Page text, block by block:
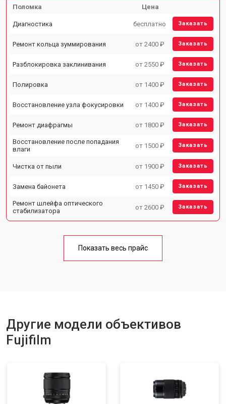
Поломка Цена
Диагностика бесплатно Заказать
Ремонт кольца зуммирования от 2400 ₽ Заказать
Разблокировка заклинивания от 2550 ₽ Заказать
Полировка от 1400 ₽ Заказать
Восстановление узла фокусировки от 1400 ₽ Заказать
Ремонт диафрагмы от 1800 ₽ Заказать
Восстановление после попадания
влаги
от 1500 ₽ Заказать
Чистка от пыли от 1900 ₽ Заказать
Замена байонета от 1450 ₽ Заказать
Ремонт шлейфа оптического
стабилизатора
от 2600 ₽ Заказать
Показать весь прайс
Другие модели объективов
Fujifilm